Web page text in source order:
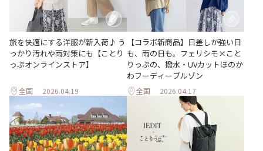
旅を快適にする洋服が新入荷♪ う
っかり汚れや雨対策にも【ことり
っぷオンラインストア】
全国 2026.04.19
【コラボ新商品】日差しが強い日
も、雨の日も。フェリシモ×こと
りっぷの、撥水・UVカットほのか
わフーディーブルゾン
全国 2026.04.17